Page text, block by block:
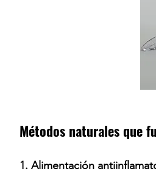
Métodos naturales que
1. Alimentación